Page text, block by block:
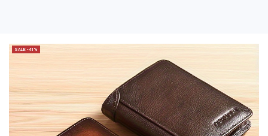
SALE -41%